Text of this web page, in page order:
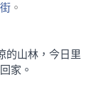
。
的山林，今日里
家。